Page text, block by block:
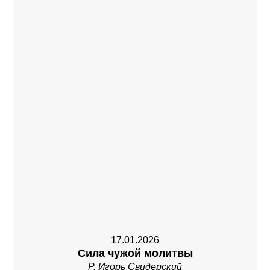
17.01.2026
Сила чужой молитвы
Р. Игорь Свидерский